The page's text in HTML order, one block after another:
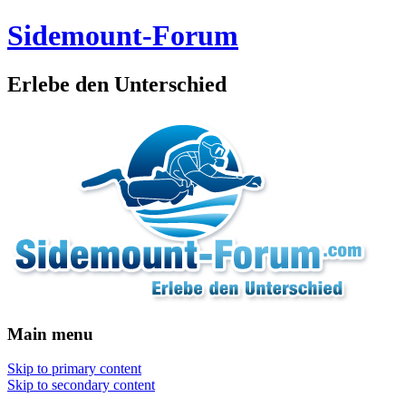
Sidemount-Forum
Erlebe den Unterschied
Main menu
Skip to primary content
Skip to secondary content